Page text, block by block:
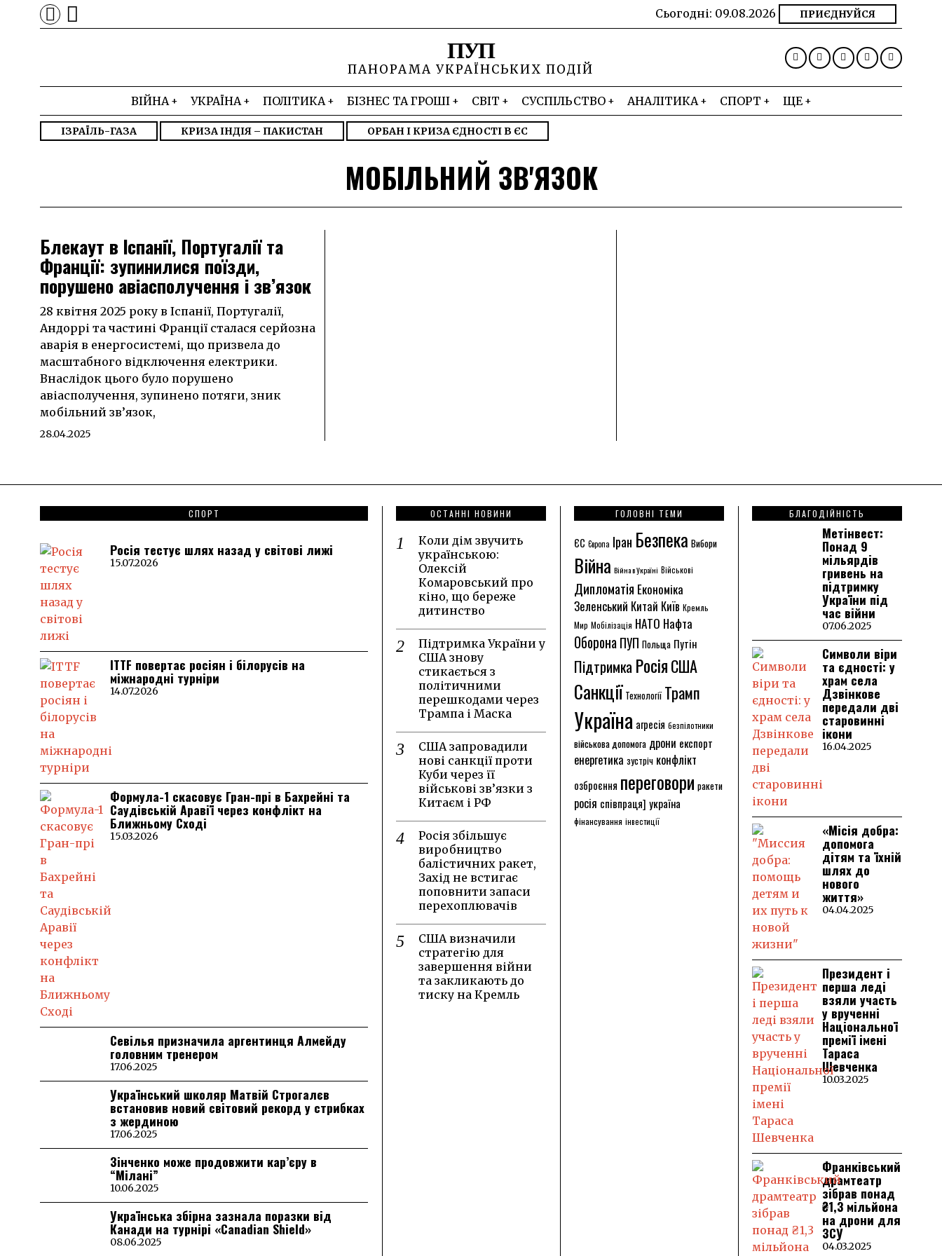
Сьогодні: 09.08.2026 ПРИЄДНУЙСЯ
ПУП
ПАНОРАМА УКРАЇНСЬКИХ ПОДІЙ
ВІЙНА УКРАЇНА ПОЛІТИКА БІЗНЕС ТА ГРОШІ СВІТ СУСПІЛЬСТВО АНАЛІТИКА СПОРТ ЩЕ
ІЗРАЇЛЬ-ГАЗА КРИЗА ІНДІЯ – ПАКИСТАН ОРБАН І КРИЗА ЄДНОСТІ В ЄС
МОБІЛЬНИЙ ЗВ'ЯЗОК
Блекаут в Іспанії, Португалії та
Франції: зупинилися поїзди,
порушено авіасполучення і зв’язок
28 квітня 2025 року в Іспанії, Португалії,
Андоррі та частині Франції сталася серйозна
аварія в енергосистемі, що призвела до
масштабного відключення електрики.
Внаслідок цього було порушено
авіасполучення, зупинено потяги, зник
мобільний зв’язок,
28.04.2025
СПОРТ
Росія тестує шлях назад у світові лижі
15.07.2026
ITTF повертає росіян і білорусів на
міжнародні турніри
14.07.2026
Формула-1 скасовує Гран-прі в Бахрейні та
Саудівській Аравії через конфлікт на
Ближньому Сході
15.03.2026
Севілья призначила аргентинця Алмейду
головним тренером
17.06.2025
Український школяр Матвій Строгалєв
встановив новий світовий рекорд у стрибках
з жердиною
17.06.2025
Зінченко може продовжити кар’єру в
“Мілані”
10.06.2025
Українська збірна зазнала поразки від
Канади на турнірі «Canadian Shield»
08.06.2025
ОСТАННІ НОВИНИ
Коли дім звучить
українською:
Олексій
Комаровський про
кіно, що береже
дитинство
Підтримка України у
США знову
стикається з
політичними
перешкодами через
Трампа і Маска
США запровадили
нові санкції проти
Куби через її
військові зв’язки з
Китаєм і РФ
Росія збільшує
виробництво
балістичних ракет,
Захід не встигає
поповнити запаси
перехоплювачів
США визначили
стратегію для
завершення війни
та закликають до
тиску на Кремль
ГОЛОВНІ ТЕМИ
ЄС Європа Іран Безпека Вибори
Війна Війна в Україні Військові
Дипломатія Економіка
Зеленський Китай Київ Кремль
Мир Мобілізація НАТО Нафта
ОборонаПУП Польща Путін
Підтримка РосіяСША
Санкції Технології Трамп
Україна агресія безпілотники
військова допомога дрони експорт
енергетика зустріч конфлікт
озброєння переговори ракети
росія співпраця] україна
фінансування інвестиції
БЛАГОДІЙНІСТЬ
Метінвест:
Понад 9
мільярдів
гривень на
підтримку
України під
час війни
07.06.2025
Символи віри
та єдності: у
храм села
Дзвінкове
передали дві
старовинні
ікони
16.04.2025
«Місія добра:
допомога
дітям та їхній
шлях до
нового
життя»
04.04.2025
Президент і
перша леді
взяли участь
у врученні
Національної
премії імені
Тараса
Шевченка
10.03.2025
Франківський
драмтеатр
зібрав понад
₴1,3 мільйона
на дрони для
ЗСУ
04.03.2025